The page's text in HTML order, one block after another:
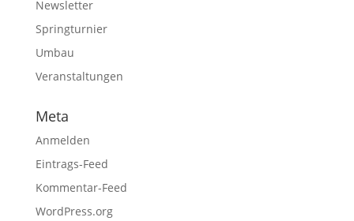
Newsletter
Springturnier
Umbau
Veranstaltungen
Meta
Anmelden
Eintrags-Feed
Kommentar-Feed
WordPress.org